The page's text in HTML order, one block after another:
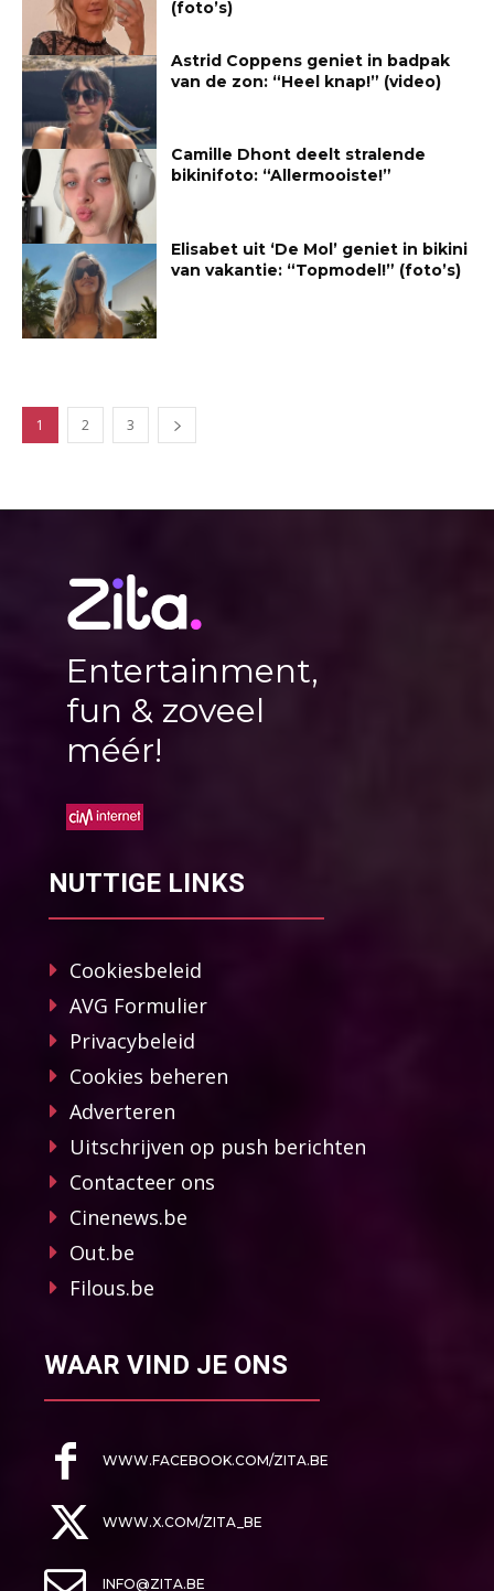
(foto’s)
Astrid Coppens geniet in badpak
van de zon: “Heel knap!” (video)
Camille Dhont deelt stralende
bikinifoto: “Allermooiste!”
Elisabet uit ‘De Mol’ geniet in bikini
van vakantie: “Topmodel!” (foto’s)
1 2 3
Entertainment,
fun & zoveel
méér!
NUTTIGE LINKS
Cookiesbeleid
AVG Formulier
Privacybeleid
Cookies beheren
Adverteren
Uitschrijven op push berichten
Contacteer ons
Cinenews.be
Out.be
Filous.be
WAAR VIND JE ONS
WWW.FACEBOOK.COM/ZITA.BE
WWW.X.COM/ZITA_BE
INFO@ZITA.BE